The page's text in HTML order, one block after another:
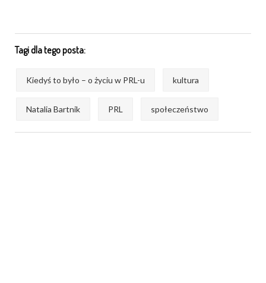
Tagi dla tego posta:
Kiedyś to było – o życiu w PRL-u kultura
Natalia Bartnik PRL społeczeństwo